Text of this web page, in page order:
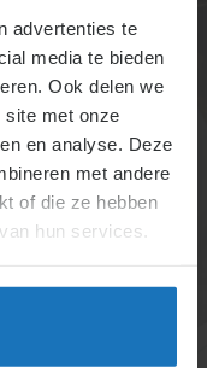
advertenties te
media te bieden
Ook delen we
site met onze
en analyse. Deze
met andere
of die ze hebben
hun services.
die een
aan de
voor de
nakomen en